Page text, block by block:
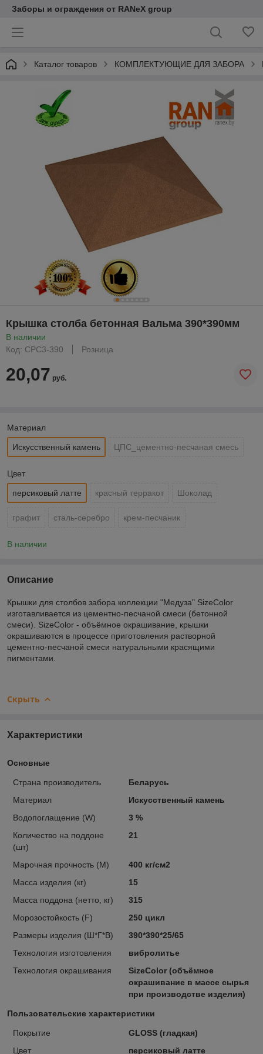
Заборы и ограждения от RANeX group
Каталог товаров КОМПЛЕКТУЮЩИЕ ДЛЯ ЗАБОРА
Крышка столба бетонная Вальма 390*390мм
В наличии
Код: CPC3-390
Розница
20,07 руб.
Материал
Искусственный камень ЦПС_цементно-песчаная смесь
Цвет
персиковый латте красный терракот Шоколад
графит сталь-серебро крем-песчаник
В наличии
Описание
Крышки для столбов забора коллекции "Медуза" SizeColor
изготавливается из цементно-песчаной смеси (бетонной
смеси). SizeColor - объёмное окрашивание, крышки
окрашиваются в процессе приготовления растворной
цементно-песчаной смеси натуральными красящими
пигментами.
Скрыть
Характеристики
Основные
Страна производитель
Беларусь
Материал
Искусственный камень
Водопоглащение (W)
3 %
Количество на поддоне
(шт)
21
Марочная прочность (М)
400 кг/см2
Масса изделия (кг)
15
Масса поддона (нетто, кг)
315
Морозостойкость (F)
250 цикл
Размеры изделия (Ш*Г*В)
390*390*25/65
Технология изготовления
вибролитье
Технология окрашивания
SizeColor (объёмное
окрашивание в массе сырья
при производстве изделия)
Пользовательские характеристики
Покрытие
GLOSS (гладкая)
Цвет
персиковый латте